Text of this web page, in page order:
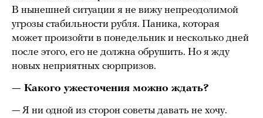
В нынешней ситуации я не вижу непреодолимой
угрозы стабильности рубля. Паника, которая
может произойти в понедельник и несколько дней
после этого, его не должна обрушить. Но я жду
новых неприятных сюрпризов.
— Какого ужесточения можно ждать?
— Я ни одной из сторон советы давать не хочу.